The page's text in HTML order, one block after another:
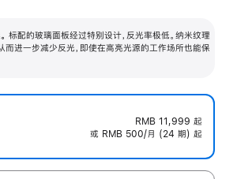
标配的玻璃面板经过特别设计，反光率极低。纳米纹理
而进一步减少反光，即使在高亮光源的工作场所也能保
RMB 11,999 起
或 RMB 500/月 (24 期) 起